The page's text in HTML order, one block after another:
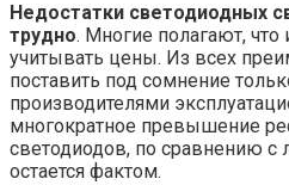
Недостатки светодиодных
трудно. Многие полагают, что
учитывать цены. Из всех
поставить под сомнение
производителями
многократное превышение
светодиодов, по сравнению с
остается фактом.